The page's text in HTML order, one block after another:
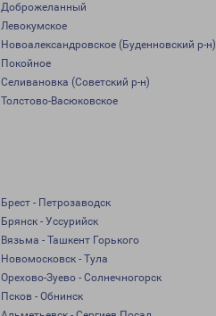
Доброжеланный
Левокумское
Новоалександровское (Буденновский р-н)
Покойное
Селивановка (Советский р-н)
Толстово-Васюковское
Брест - Петрозаводск
Брянск - Уссурийск
Вязьма - Ташкент Горького
Новомосковск - Тула
Орехово-Зуево - Солнечногорск
Псков - Обнинск